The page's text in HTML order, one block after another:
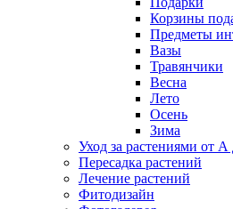
Корзины
Предметы
Вазы
Травянчики
Весна
Лето
Осень
Зима
Уход за растениями от
Пересадка растений
Лечение растений
Фитодизайн